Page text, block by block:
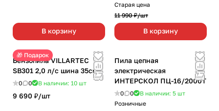
В корзину
Старая цена
11 990 ₽/шт
В корзину
🎁 Подарок
Бензопила VILLARTEC
SB301 2,0 л/с шина 35см
0 0 В наличии: 10 шт
9 690 ₽/шт
Пила цепная
электрическая
ИНТЕРСКОЛ ПЦ-16/2000Т
0 0 В наличии: 5 шт
Розничные